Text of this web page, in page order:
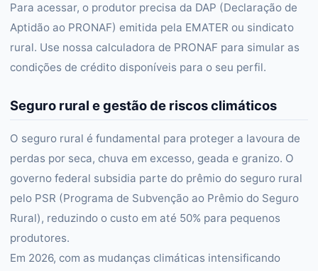
Para acessar, o produtor precisa da DAP (Declaração de
Aptidão ao PRONAF) emitida pela EMATER ou sindicato
rural. Use nossa calculadora de PRONAF para simular as
condições de crédito disponíveis para o seu perfil.
Seguro rural e gestão de riscos climáticos
O seguro rural é fundamental para proteger a lavoura de
perdas por seca, chuva em excesso, geada e granizo. O
governo federal subsidia parte do prêmio do seguro rural
pelo PSR (Programa de Subvenção ao Prêmio do Seguro
Rural), reduzindo o custo em até 50% para pequenos
produtores.
Em 2026, com as mudanças climáticas intensificando